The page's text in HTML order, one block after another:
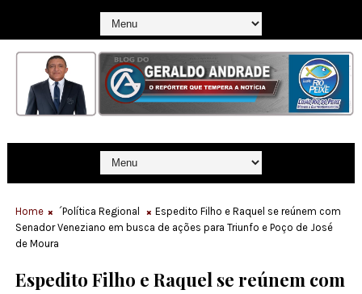
Home ´Política Regional
Espedito Filho e Raquel se reúnem com
Senador Veneziano em busca de ações para Triunfo e Poço de José
de Moura
Espedito Filho e Raquel se reúnem com